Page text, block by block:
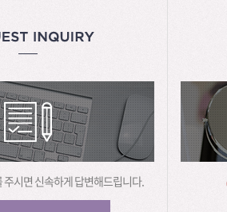
주시면 신속하게 답변해드립니다.